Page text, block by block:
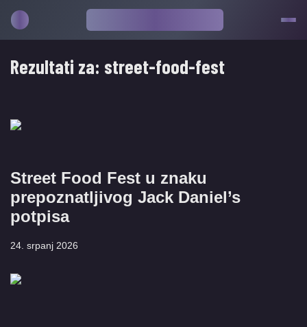
Rezultati za: street-food-fest
Street Food Fest u znaku
prepoznatljivog Jack Daniel’s
potpisa
24. srpanj 2026